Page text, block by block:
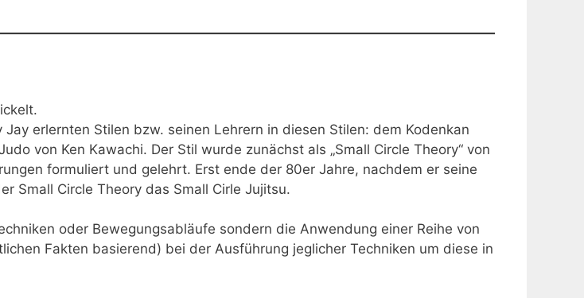
erlernten Stilen bzw. seinen Lehrern in diesen Stilen: dem Kodenkan
von Ken Kawachi. Der Stil wurde zunächst als „Small Circle Theory“ von
formuliert und gelehrt. Erst ende der 80er Jahre, nachdem er seine
Small Circle Theory das Small Cirle Jujitsu.
oder Bewegungsabläufe sondern die Anwendung einer Reihe von
Fakten basierend) bei der Ausführung jeglicher Techniken um diese in